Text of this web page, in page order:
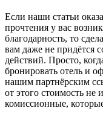
Если наши статьи
прочтения у вас
благодарность, то
вам даже не придётся
действий. Просто,
бронировать отель и
нашим партнёрским
от этого стоимость
комиссионные,